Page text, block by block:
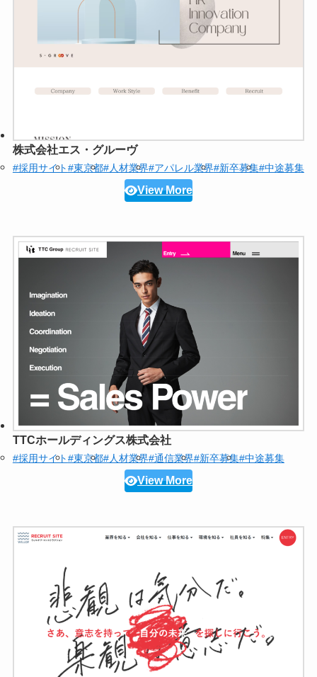
株式会社エス・グルーヴ
#採用サイト#東京都#人材業界#アパレル業界#新卒募集#中途募集
View More
TTCホールディングス株式会社
#採用サイト#東京都#人材業界#通信業界#新卒募集#中途募集
View More